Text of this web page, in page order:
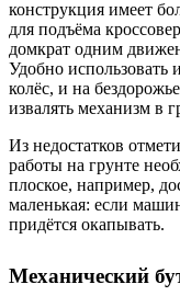
конструкция имеет
для подъёма
домкрат одним
Удобно использовать
колёс, и на
извалять механизм в
Из недостатков
работы на грунте
плоское, например,
маленькая: если
придётся окапывать.
Механический